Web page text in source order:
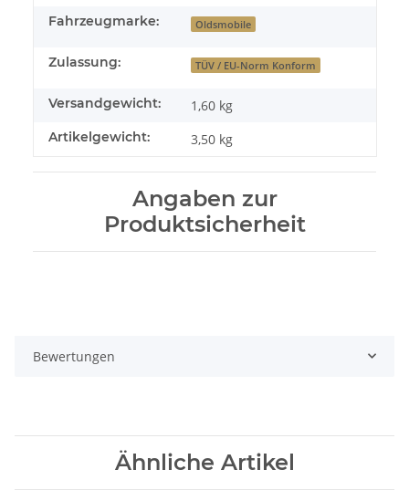
Fahrzeugmarke: Oldsmobile
Zulassung: TÜV / EU-Norm Konform
Versandgewicht: 1,60 kg
Artikelgewicht: 3,50 kg
Angaben zur
Produktsicherheit
Bewertungen
Ähnliche Artikel